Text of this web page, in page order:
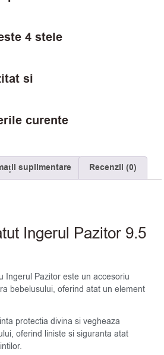
4 stele
si
curente
suplimentare Recenzii (0)
Ingerul Pazitor 9.5
Ingerul Pazitor este un accesoriu
bebelusului, oferind atat un element
protectia divina si vegheaza
oferind liniste si siguranta atat